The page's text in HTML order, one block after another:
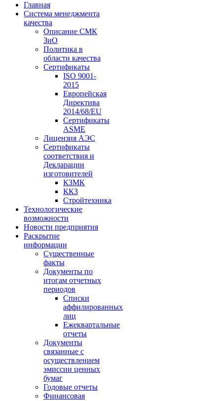
Главная
Система менеджмента
качества
Описание СМК
ЗиО
Политика в
области качества
Сертификаты
ISO 9001-
2015
Европейская
Директива
2014/68/EU
Сертификаты
ASME
Лицензия АЭС
Сертификаты
соответствия и
Декларации
изготовителей
КЗМК
ККЗ
Стройтехника
Технологические
возможности
Новости предприятия
Раскрытие
информации
Существенные
факты
Документы по
итогам отчетных
периодов
Списки
аффилированных
лиц
Ежеквартальные
отчеты
Документы
связанные с
осуществлением
эмиссии ценных
бумаг
Годовые отчеты
Финансовая